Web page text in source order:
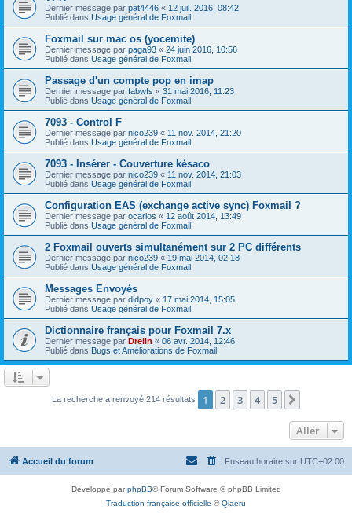
Dernier message par pat4446 « 12 juil. 2016, 08:42
Publié dans Usage général de Foxmail
Foxmail sur mac os (yocemite)
Dernier message par paga93 « 24 juin 2016, 10:56
Publié dans Usage général de Foxmail
Passage d'un compte pop en imap
Dernier message par fabwfs « 31 mai 2016, 11:23
Publié dans Usage général de Foxmail
7093 - Control F
Dernier message par nico239 « 11 nov. 2014, 21:20
Publié dans Usage général de Foxmail
7093 - Insérer - Couverture késaco
Dernier message par nico239 « 11 nov. 2014, 21:03
Publié dans Usage général de Foxmail
Configuration EAS (exchange active sync) Foxmail ?
Dernier message par ocarios « 12 août 2014, 13:49
Publié dans Usage général de Foxmail
2 Foxmail ouverts simultanément sur 2 PC différents
Dernier message par nico239 « 19 mai 2014, 02:18
Publié dans Usage général de Foxmail
Messages Envoyés
Dernier message par didpoy « 17 mai 2014, 15:05
Publié dans Usage général de Foxmail
Dictionnaire français pour Foxmail 7.x
Dernier message par Drelin « 06 avr. 2014, 12:46
Publié dans Bugs et Améliorations de Foxmail
La recherche a renvoyé 214 résultats 1 2 3 4 5
Aller
Accueil du forum Fuseau horaire sur UTC+02:00
Développé parphpBB® Forum Software © phpBB Limited
Traduction française officielle ©Qiaeru